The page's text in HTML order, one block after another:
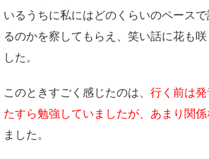
いるうちに私にはどのくらいのペース
るのかを察してもらえ、笑い話に花も
した。
このときすごく感じたのは、 行く前は
たすら勉強していましたが、あまり関係
ました。